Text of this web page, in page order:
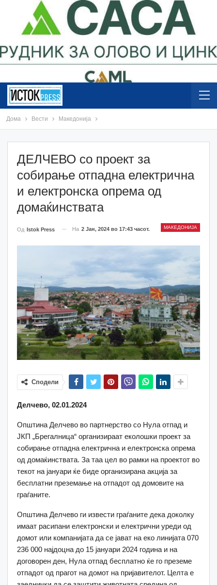
Дома Вести Македонија
ДЕЛЧЕВО со проект за
собирање отпадна електрична
и електронска опрема од
домаќинствата
МАКЕДОНИЈА
Од Istok Press На 2 Јан, 2024 во 17:43 часот.
Сподели
Делчево, 02.01.2024
Општина Делчево во партнерство со Нула отпад и
ЈКП „Брегалница“ организираат еколошки проект за
собирање отпадна електрична и електронска опрема
од домаќинствата. За таа цел во рамки на проектот во
текот на јануари ќе биде организирана акција за
бесплатни преземање на отпадот од домовите на
граѓаните.
Општина Делчево ги извести граѓаните дека доколку
имаат расипани електронски и електрични уреди од
домот или компанијата да се јават на еко линијата 070
236 000 најдоцна до 15 јануари 2024 година и на
договорен ден, Нула отпад бесплатно ќе го преземе
отпадот од прагот на домот на пријавителот. Целта е